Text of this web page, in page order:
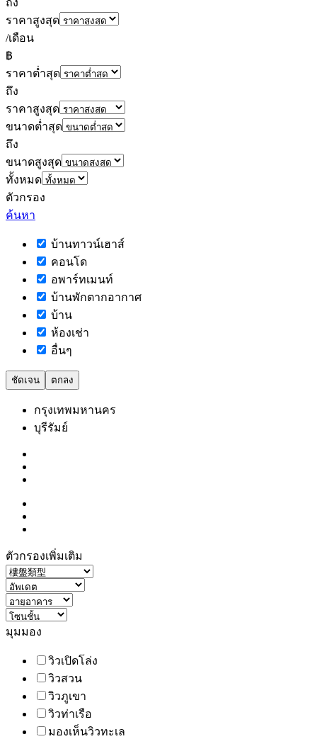
ถึง
ราคาสูงสุด
/เดือน
฿
ราคาต่ำสุด
ถึง
ราคาสูงสุด
ขนาดต่ำสุด
ถึง
ขนาดสูงสุด
ทั้งหมด
ตัวกรอง
ค้นหา
บ้านทาวน์เฮาส์
คอนโด
อพาร์ทเมนท์
บ้านพักตากอากาศ
บ้าน
ห้องเช่า
อื่นๆ
ชัดเจน ตกลง
กรุงเทพมหานคร
บุรีรัมย์
ตัวกรองเพิ่มเติม
มุมมอง
วิวเปิดโล่ง
วิวสวน
วิวภูเขา
วิวท่าเรือ
มองเห็นวิวทะเล